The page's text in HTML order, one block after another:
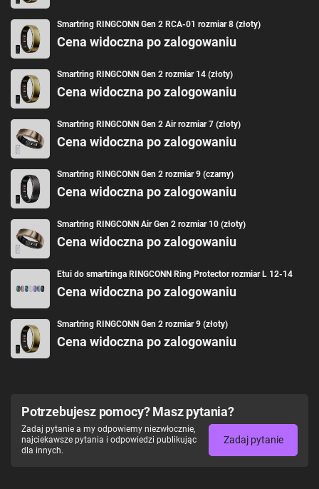
Smartring RINGCONN Gen 2 RCA-01 rozmiar 8 (złoty)
Cena widoczna po zalogowaniu
Smartring RINGCONN Gen 2 rozmiar 14 (złoty)
Cena widoczna po zalogowaniu
Smartring RINGCONN Gen 2 Air rozmiar 7 (złoty)
Cena widoczna po zalogowaniu
Smartring RINGCONN Gen 2 rozmiar 9 (czarny)
Cena widoczna po zalogowaniu
Smartring RINGCONN Air Gen 2 rozmiar 10 (złoty)
Cena widoczna po zalogowaniu
Etui do smartringa RINGCONN Ring Protector rozmiar L 12-14
Cena widoczna po zalogowaniu
Smartring RINGCONN Gen 2 rozmiar 9 (złoty)
Cena widoczna po zalogowaniu
Potrzebujesz pomocy? Masz pytania?
Zadaj pytanie a my odpowiemy niezwłocznie,
najciekawsze pytania i odpowiedzi publikując
dla innych.
Zadaj pytanie